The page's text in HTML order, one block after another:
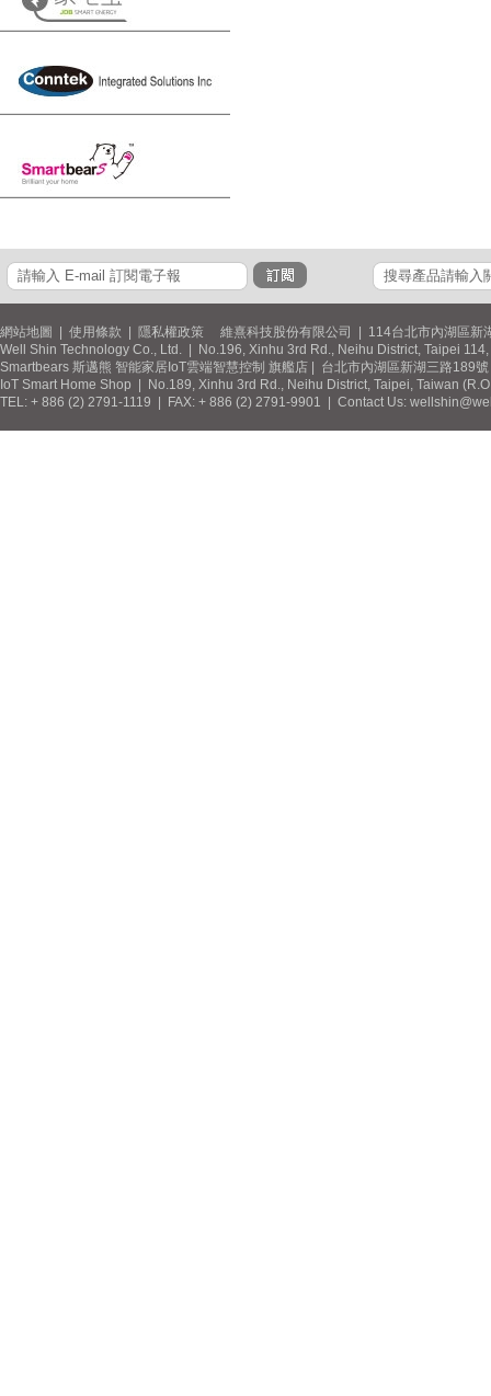
網站地圖 使用條款 隱私權政策 維熹科技股份有限公司 | 114台北市內湖區新
Well Shin Technology Co., Ltd. | No.196, Xinhu 3rd Rd., Neihu District, Taipei
Smartbears 斯邁熊 智能家居IoT雲端智慧控制 旗艦店 | 台北市內湖區新湖三路189
IoT Smart Home Shop | No.189, Xinhu 3rd Rd., Neihu District, Taipei, Taiwan
TEL: + 886 (2) 2791-1119 | FAX: + 886 (2) 2791-9901 | Contact Us: